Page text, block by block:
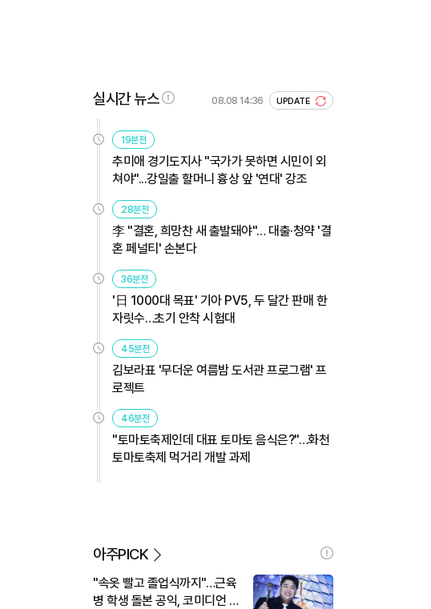
실시간 뉴스 08.08 14:36 UPDATE
19분전
추미애 경기도지사 "국가가 못하면 시민이 외
쳐야"...강일출 할머니 흉상 앞 '연대' 강조
28분전
李 "결혼, 희망찬 새 출발돼야"… 대출·청약 '결
혼 페널티' 손본다
36분전
'日 1000대 목표' 기아 PV5, 두 달간 판매 한
자릿수…초기 안착 시험대
45분전
김보라표 '무더운 여름밤 도서관 프로그램' 프
로젝트
46분전
"토마토축제인데 대표 토마토 음식은?"…화천
토마토축제 먹거리 개발 과제
아주PICK
"속옷 빨고 졸업식까지"…근육
병 학생 돌본 공익, 코미디언 김